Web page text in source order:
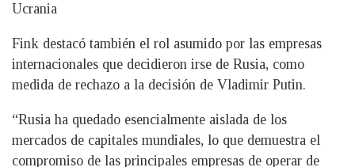
Ucrania
Fink destacó también el rol asumido por las empresas
internacionales que decidieron irse de Rusia, como
medida de rechazo a la decisión de Vladimir Putin.
“Rusia ha quedado esencialmente aislada de los
mercados de capitales mundiales, lo que demuestra el
compromiso de las principales empresas de operar de